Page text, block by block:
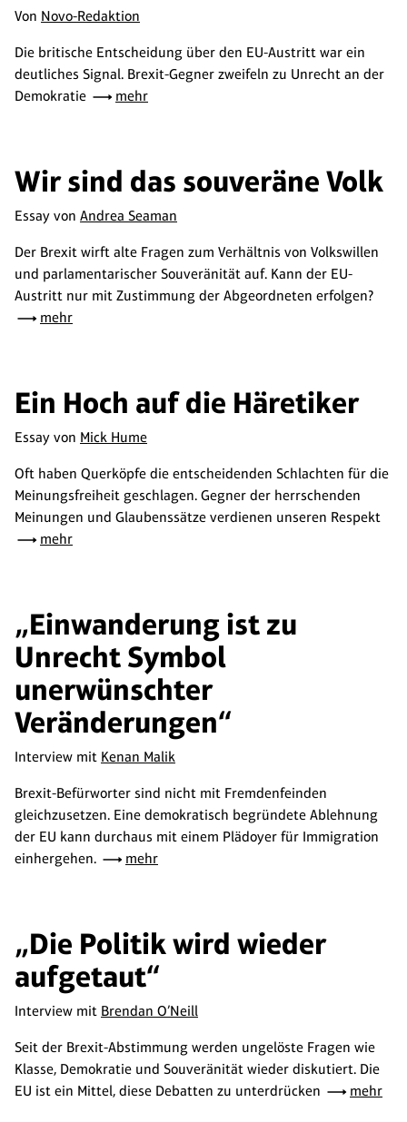
Von Novo-Redaktion
Die britische Entscheidung über den EU-Austritt war ein
deutliches Signal. Brexit-Gegner zweifeln zu Unrecht an der
Demokratie
mehr
Wir sind das souveräne Volk
Essay von Andrea Seaman
Der Brexit wirft alte Fragen zum Verhältnis von Volkswillen
und parlamentarischer Souveränität auf. Kann der EU-
Austritt nur mit Zustimmung der Abgeordneten erfolgen?
mehr
Ein Hoch auf die Häretiker
Essay von Mick Hume
Oft haben Querköpfe die entscheidenden Schlachten für die
Meinungsfreiheit geschlagen. Gegner der herrschenden
Meinungen und Glaubenssätze verdienen unseren Respekt
mehr
„Einwanderung ist zu
Unrecht Symbol
unerwünschter
Veränderungen“
Interview mit Kenan Malik
Brexit-Befürworter sind nicht mit Fremdenfeinden
gleichzusetzen. Eine demokratisch begründete Ablehnung
der EU kann durchaus mit einem Plädoyer für Immigration
einhergehen.
mehr
„Die Politik wird wieder
aufgetaut“
Interview mit Brendan O’Neill
Seit der Brexit-Abstimmung werden ungelöste Fragen wie
Klasse, Demokratie und Souveränität wieder diskutiert. Die
EU ist ein Mittel, diese Debatten zu unterdrücken
mehr